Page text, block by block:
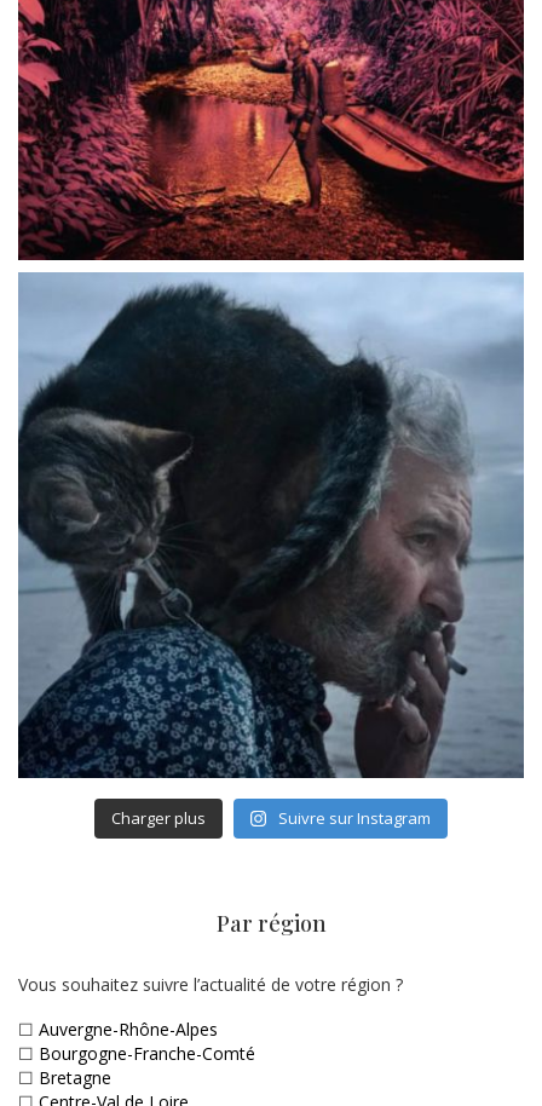
Charger plus Suivre sur Instagram
Par région
Vous souhaitez suivre l’actualité de votre région ?
☐ Auvergne-Rhône-Alpes
☐ Bourgogne-Franche-Comté
☐ Bretagne